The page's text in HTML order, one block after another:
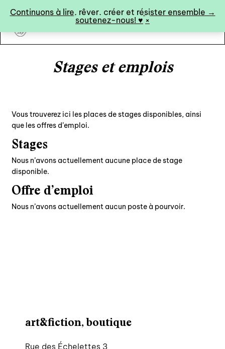
Continuons à lire, rêver, créer et résister ensemble →
soutenez-nous! ♥︎ ×
art&fiction
éditions de tête
programmes semestriels
podcasts
Stages et emplois
Vous trouverez ici les places de stages disponibles, ainsi
que les offres d’emploi.
Stages
Nous n’avons actuellement aucune place de stage
disponible.
Offre d’emploi
Nous n’avons actuellement aucun poste à pourvoir.
art&fiction, boutique
Rue des Échelettes 3